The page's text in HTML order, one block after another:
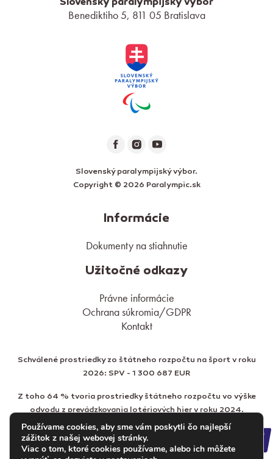
Slovenský paralympijský výbor
Benediktiho 5, 811 05 Bratislava
Slovenský paralympijský výbor.
Copyright © 2026 Paralympic.sk
Informácie
Dokumenty na stiahnutie
Užitočné odkazy
Právne informácie
Ochrana súkromia/GDPR
Kontakt
Schválené prostriedky zo štátneho rozpočtu na šport v roku
2026: SPV - 1 300 687 EUR
Z toho 64 % tvoria prostriedky štátneho rozpočtu vo výške
odvodu z prevádzkovania lotériových hier v roku 2024.
Používame cookies, aby sme vám poskytli čo najlepší
zážitok z našej webovej stránky.
Viac o tom, ktoré cookies používame, alebo ich môžete